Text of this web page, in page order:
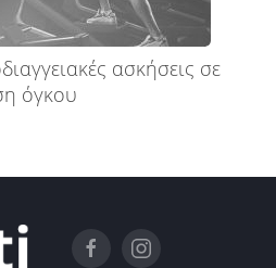
ασκήσεις σε
όγκου